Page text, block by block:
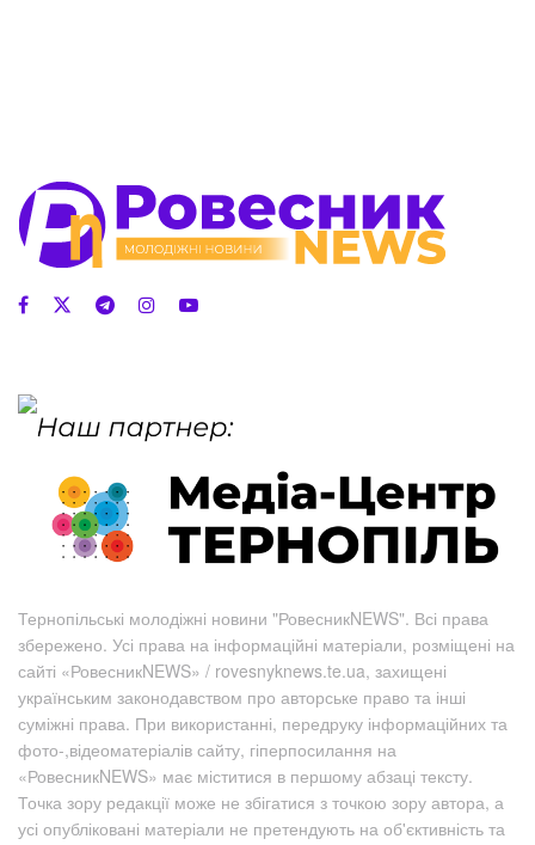
Тернопільські молодіжні новини "РовесникNEWS". Всі права
збережено. Усі права на інформаційні матеріали, розміщені на
сайті «РовесникNEWS» / rovesnyknews.te.ua, захищені
українським законодавством про авторське право та інші
суміжні права. При використанні, передруку інформаційних та
фото-,відеоматеріалів сайту, гіперпосилання на
«РовесникNEWS» має міститися в першому абзаці тексту.
Точка зору редакції може не збігатися з точкою зору автора, а
усі опубліковані матеріали не претендують на об'єктивність та